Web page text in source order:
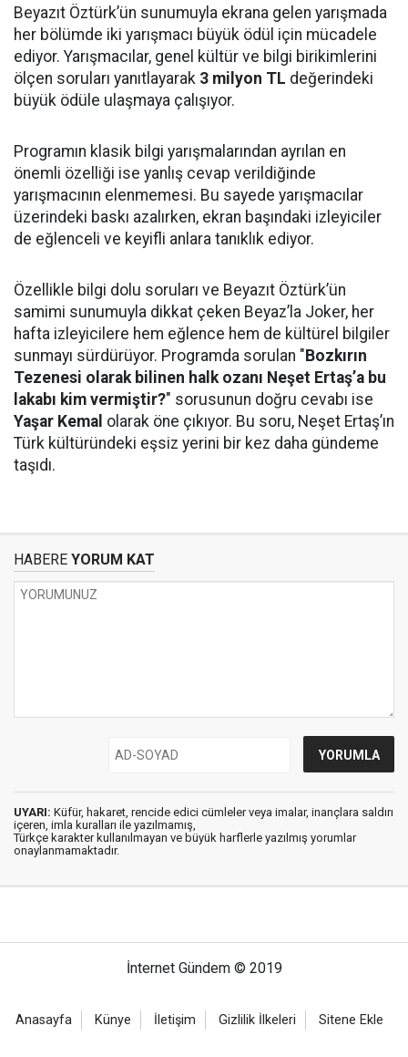
Beyazıt Öztürk’ün sunumuyla ekrana gelen yarışmada
her bölümde iki yarışmacı büyük ödül için mücadele
ediyor. Yarışmacılar, genel kültür ve bilgi birikimlerini
ölçen soruları yanıtlayarak 3 milyon TL değerindeki
büyük ödüle ulaşmaya çalışıyor.
Programın klasik bilgi yarışmalarından ayrılan en
önemli özelliği ise yanlış cevap verildiğinde
yarışmacının elenmemesi. Bu sayede yarışmacılar
üzerindeki baskı azalırken, ekran başındaki izleyiciler
de eğlenceli ve keyifli anlara tanıklık ediyor.
Özellikle bilgi dolu soruları ve Beyazıt Öztürk’ün
samimi sunumuyla dikkat çeken Beyaz’la Joker, her
hafta izleyicilere hem eğlence hem de kültürel bilgiler
sunmayı sürdürüyor. Programda sorulan " Bozkırın
Tezenesi olarak bilinen halk ozanı Neşet Ertaş’a bu
lakabı kim vermiştir?" sorusunun doğru cevabı ise
Yaşar Kemal olarak öne çıkıyor. Bu soru, Neşet Ertaş’ın
Türk kültüründeki eşsiz yerini bir kez daha gündeme
taşıdı.
HABERE YORUM KAT
UYARI: Küfür, hakaret, rencide edici cümleler veya imalar, inançlara saldırı
içeren, imla kuralları ile yazılmamış,
Türkçe karakter kullanılmayan ve büyük harflerle yazılmış yorumlar
onaylanmamaktadır.
İnternet Gündem © 2019
Anasayfa Künye İletişim Gizlilik İlkeleri Sitene Ekle